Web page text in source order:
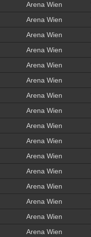
Arena Wien
Arena Wien
Arena Wien
Arena Wien
Arena Wien
Arena Wien
Arena Wien
Arena Wien
Arena Wien
Arena Wien
Arena Wien
Arena Wien
Arena Wien
Arena Wien
Arena Wien
Arena Wien